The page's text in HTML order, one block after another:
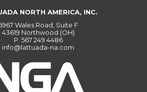
NORTH AMERICA, INC.
Wales Road, Suite F
43619 Northwood (OH)
P. 567 249 4486
info@lattuada-na.com